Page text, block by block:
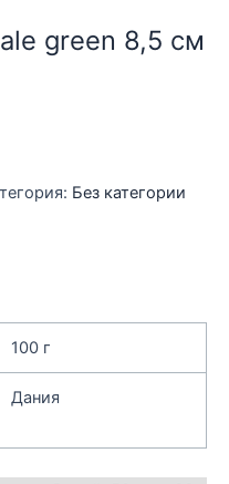
green 8,5 см
Без категории
100 г
Дания